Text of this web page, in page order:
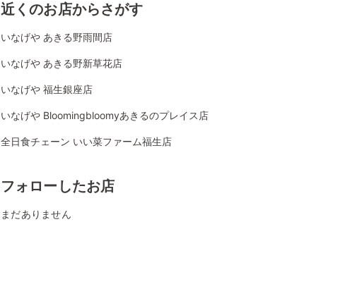
近くのお店からさがす
いなげや あきる野雨間店
いなげや あきる野新草花店
いなげや 福生銀座店
いなげや Bloomingbloomyあきるのプレイス店
全日食チェーン いい菜ファーム福生店
フォローしたお店
まだありません